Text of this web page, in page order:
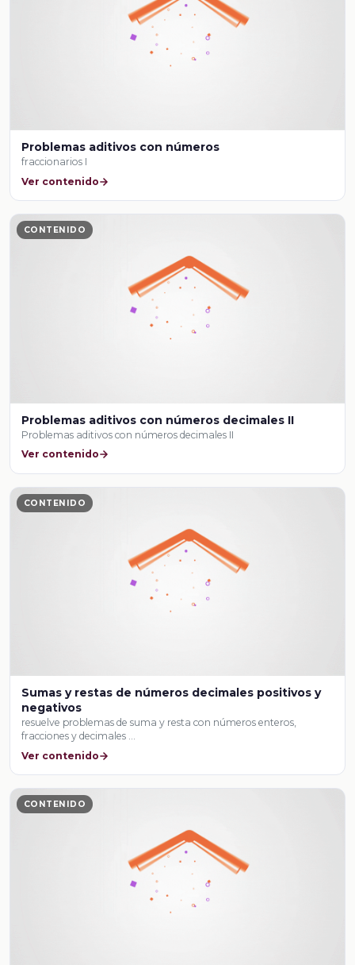
Problemas aditivos con números
fraccionarios I
Ver contenido
CONTENIDO
Problemas aditivos con números decimales II
Problemas aditivos con números decimales II
Ver contenido
CONTENIDO
Sumas y restas de números decimales positivos y
negativos
resuelve problemas de suma y resta con números enteros,
fracciones y decimales …
Ver contenido
CONTENIDO